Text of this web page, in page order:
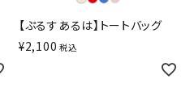
【ぷるすあるは】トートバッグ
¥2,100 税込